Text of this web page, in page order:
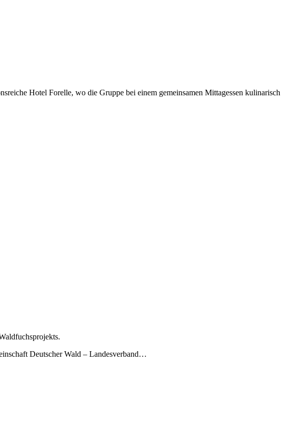
Hotel Forelle, wo die Gruppe bei einem gemeinsamen Mittagessen kulinarisch
Deutscher Wald – Landesverband…